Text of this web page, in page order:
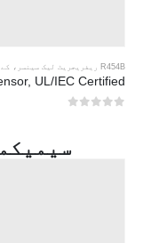
R454B ریفریجریٹ لیک سینسر ،